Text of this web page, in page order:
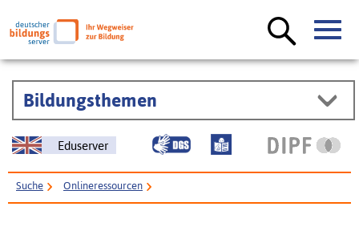
Bildungsthemen
Eduserver
Suche Onlineressourcen